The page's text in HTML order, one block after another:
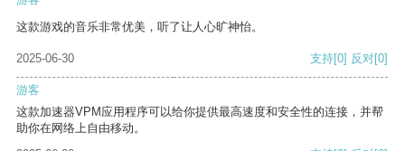
这款游戏的音乐非常优美，听了让人心旷神怡。
2025-06-30 支持[0] 反对[0]
游客
这款加速器VPM应用程序可以给你提供最高速度和安全性的连接，并帮
助你在网络上自由移动。